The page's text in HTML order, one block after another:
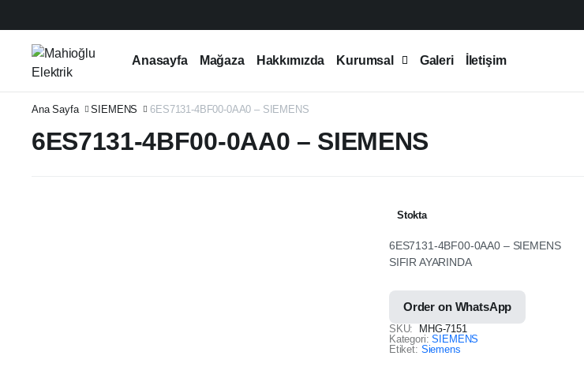
Anasayfa Mağaza Hakkımızda Kurumsal Galeri İletişim
Ana Sayfa SIEMENS 6ES7131-4BF00-0AA0 – SIEMENS
6ES7131-4BF00-0AA0 – SIEMENS
Stokta
6ES7131-4BF00-0AA0 – SIEMENS
SIFIR AYARINDA
Order on WhatsApp
SKU:
MHG-7151
Kategori: SIEMENS
Etiket: Siemens